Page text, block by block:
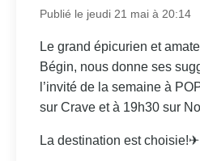
Publié le jeudi 21 mai à 20:14
Le grand épicurien et
Bégin, nous donne ses
l’invité de la semaine à
sur Crave et à 19h30 sur
La destination est choisie!✈